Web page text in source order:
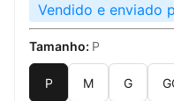
Vendido e enviado
Tamanho: P
P M G